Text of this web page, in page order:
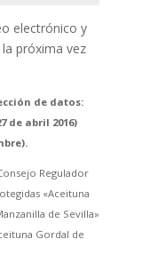
electrónico y
próxima vez
de datos:
de abril 2016)
Regulador
«Aceituna
de Sevilla»
Gordal de